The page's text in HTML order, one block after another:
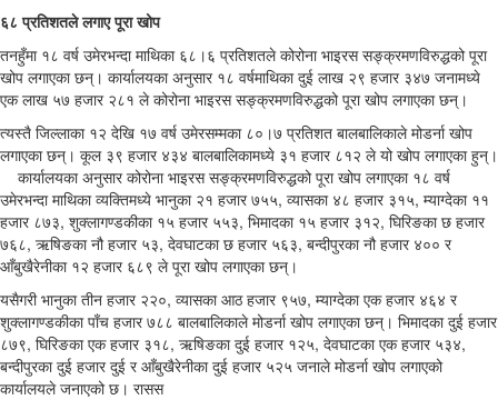
६८ प्रतिशतले लगाए पूरा खोप
तनहुँमा १८ वर्ष उमेरभन्दा माथिका ६८।६ प्रतिशतले कोरोना भाइरस सङ्क्रमणविरुद्धको पूरा
खोप लगाएका छन्। कार्यालयका अनुसार १८ वर्षमाथिका दुई लाख २९ हजार ३४७ जनामध्ये
एक लाख ५७ हजार २८१ ले कोरोना भाइरस सङ्क्रमणविरुद्धको पूरा खोप लगाएका छन्।
त्यस्तै जिल्लाका १२ देखि १७ वर्ष उमेरसम्मका ८०।७ प्रतिशत बालबालिकाले मोडर्ना खोप
लगाएका छन्। कूल ३९ हजार ४३४ बालबालिकामध्ये ३१ हजार ८१२ ले यो खोप लगाएका हुन्।
कार्यालयका अनुसार कोरोना भाइरस सङ्क्रमणविरुद्धको पूरा खोप लगाएका १८ वर्ष
उमेरभन्दा माथिका व्यक्तिमध्ये भानुका २१ हजार ७५५, व्यासका ४८ हजार ३१५, म्याग्देका ११
हजार ८७३, शुक्लागण्डकीका १५ हजार ५५३, भिमादका १५ हजार ३१२, घिरिङका छ हजार
७६८, ऋषिङका नौ हजार ५३, देवघाटका छ हजार ५६३, बन्दीपुरका नौ हजार ४०० र
आँबुखैरेनीका १२ हजार ६८९ ले पूरा खोप लगाएका छन्।
यसैगरी भानुका तीन हजार २२०, व्यासका आठ हजार ९५७, म्याग्देका एक हजार ४६४ र
शुक्लागण्डकीका पाँच हजार ७८८ बालबालिकाले मोडर्ना खोप लगाएका छन्। भिमादका दुई हजार
८७९, घिरिङका एक हजार ३१८, ऋषिङका दुई हजार १२५, देवघाटका एक हजार ५३४,
बन्दीपुरका दुई हजार दुई र आँबुखैरेनीका दुई हजार ५२५ जनाले मोडर्ना खोप लगाएको
कार्यालयले जनाएको छ। रासस